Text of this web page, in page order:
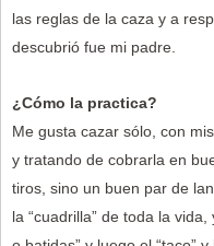
las reglas de la caza y a
descubrió fue mi padre.
¿Cómo la practica?
Me gusta cazar sólo, con
y tratando de cobrarla en
tiros, sino un buen par de
la “cuadrilla” de toda la